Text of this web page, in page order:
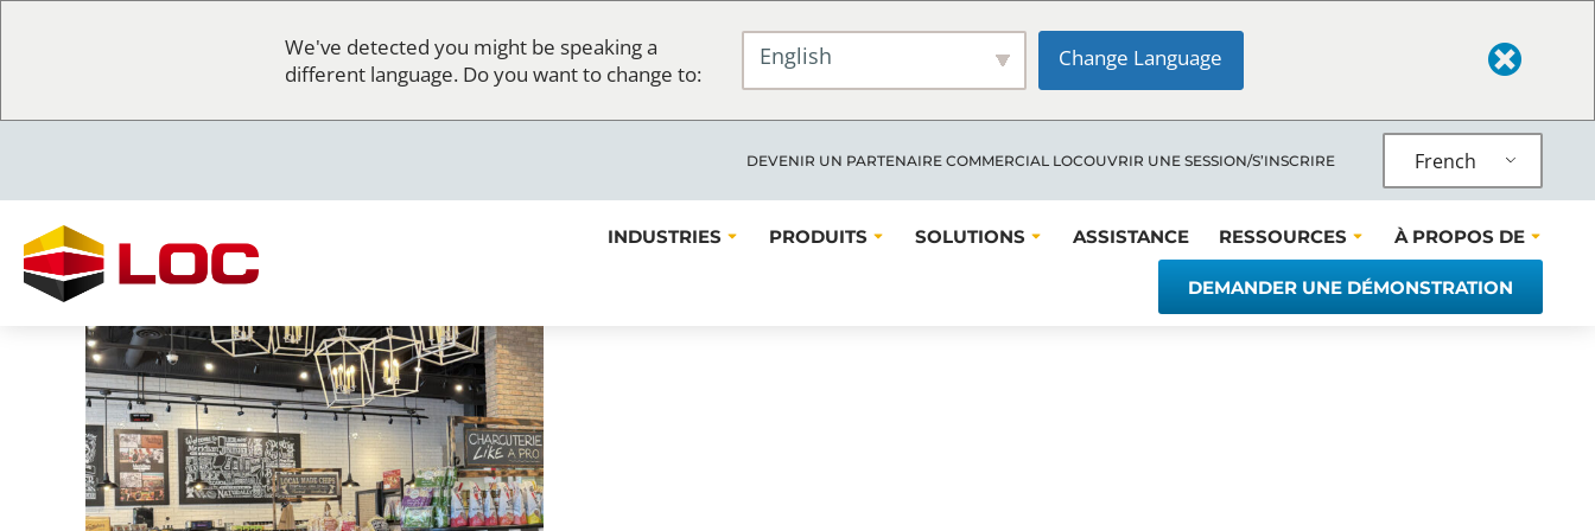
We've detected you might be speaking a
different language. Do you want to change to:
English Change Language
DEVENIR UN PARTENAIRE COMMERCIAL LOCOUVRIR UNE SESSION/S’INSCRIRE French
INDUSTRIES PRODUITS SOLUTIONS ASSISTANCE RESSOURCES À PROPOS DE
DEMANDER UNE DÉMONSTRATION